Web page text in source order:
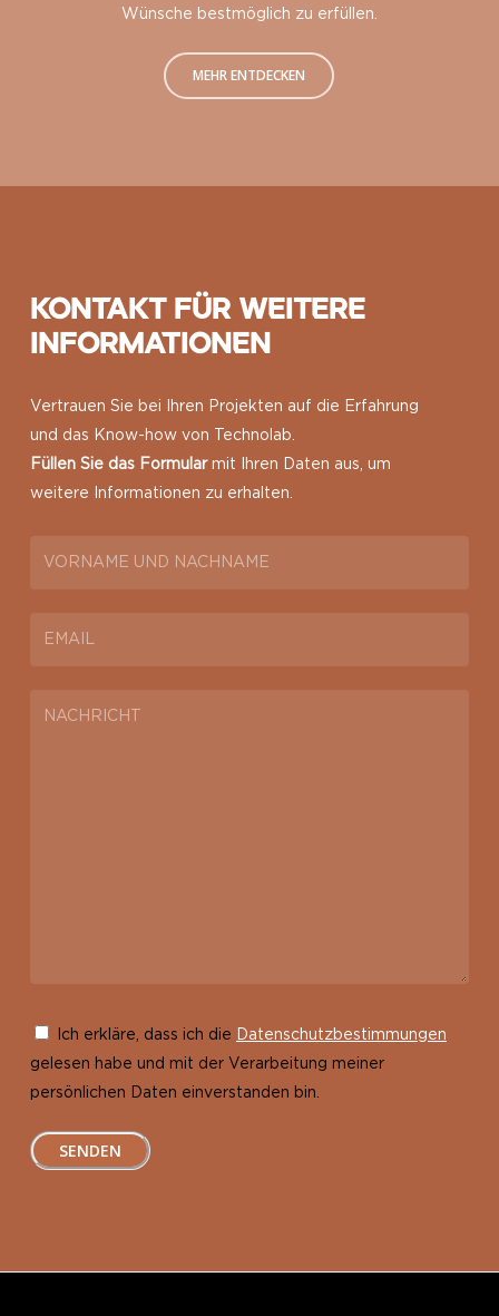
Wünsche bestmöglich zu erfüllen.
MEHR ENTDECKEN
KONTAKT FÜR WEITERE
INFORMATIONEN
Vertrauen Sie bei Ihren Projekten auf die Erfahrung
und das Know-how von Technolab.
Füllen Sie das Formularmit Ihren Daten aus, um
weitere Informationen zu erhalten.
Ich erkläre, dass ich die Datenschutzbestimmungen
gelesen habe und mit der Verarbeitung meiner
persönlichen Daten einverstanden bin.